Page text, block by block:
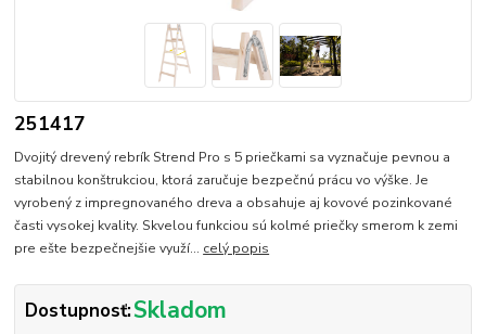
251417
Dvojitý drevený rebrík Strend Pro s 5 priečkami sa vyznačuje pevnou a
stabilnou konštrukciou, ktorá zaručuje bezpečnú prácu vo výške. Je
vyrobený z impregnovaného dreva a obsahuje aj kovové pozinkované
časti vysokej kvality. Skvelou funkciou sú kolmé priečky smerom k zemi
pre ešte bezpečnejšie využí... celý popis
Dostupnosť:Skladom